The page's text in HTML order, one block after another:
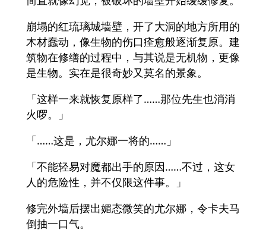
崩塌的红琉璃城墙壁，开了大洞的地方所用的
木材蠢动，像生物的伤口痊愈般逐渐复原。建
筑物在修缮的过程中，与其说是无机物，更像
是生物。实在是很奇妙又莫名的景象。
「这样一来就恢复原样了……那位先生也消消
火啰。」
「……这是，尤尔娜一将的……」
「不能轻易对魔都出手的原因……不过，这女
人的危险性，并不仅限这件事。」
修完外墙后摆出媚态微笑的尤尔娜，令卡夫马
倒抽一口气。